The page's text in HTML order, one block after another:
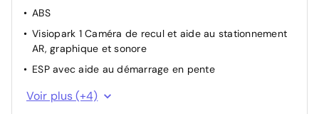
ABS
Visiopark 1 Caméra de recul et aide au stationnement
AR, graphique et sonore
ESP avec aide au démarrage en pente
Allumage automatique des phares
Voir plus (+4)